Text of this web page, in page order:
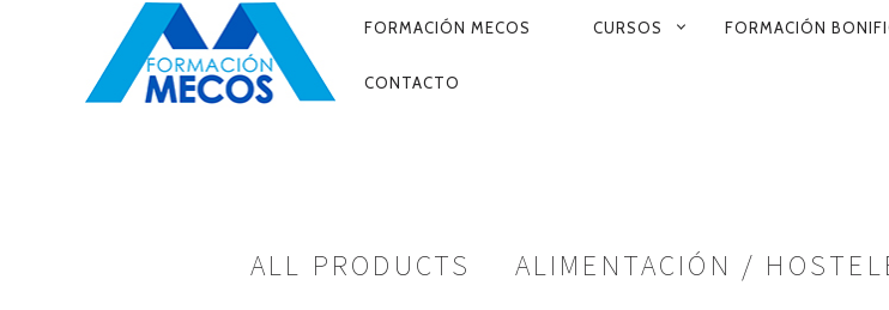
PRIMARY
NAVIGATION
FORMACIÓN MECOS CURSOS FORMACIÓN
CONTACTO
ALL PRODUCTS ALIMENTACIÓN /